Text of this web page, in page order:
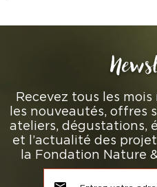
Recevez tous les
les nouveautés, offres
ateliers, dégustations,
et l’actualité des
la Fondation Nature